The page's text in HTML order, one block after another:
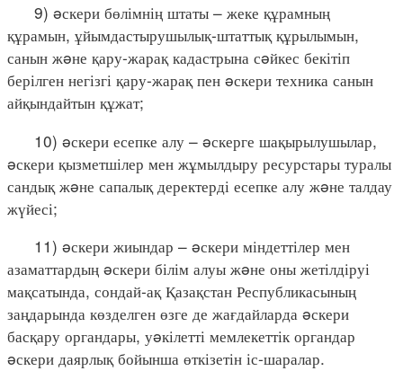
9) əскери бөлімнің штаты – жеке құрамның
құрамын, ұйымдастырушылық-штаттық құрылымын,
санын жəне қару-жарақ кадастрына сəйкес бекітіп
берілген негізгі қару-жарақ пен əскери техника санын
айқындайтын құжат;
10) əскери есепке алу – əскерге шақырылушылар,
əскери қызметшілер мен жұмылдыру ресурстары туралы
сандық жəне сапалық деректерді есепке алу жəне талдау
жүйесі;
11) əскери жиындар – əскери міндеттілер мен
азаматтардың əскери білім алуы жəне оны жетілдіруі
мақсатында, сондай-ақ Қазақстан Республикасының
заңдарында көзделген өзге де жағдайларда əскери
басқару органдары, уəкілетті мемлекеттік органдар
əскери даярлық бойынша өткізетін іс-шаралар.